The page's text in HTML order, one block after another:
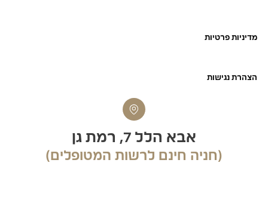
מדיניות פרטיות
הצהרת נגישות​
אבא הלל 7, רמת גן
(חניה חינם לרשות המטופלים)